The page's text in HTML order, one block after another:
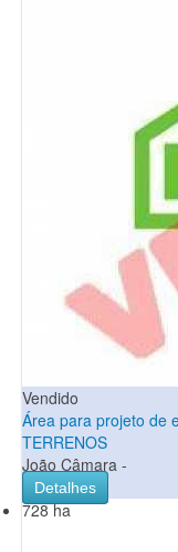
Vendido
Área para projeto de
TERRENOS
João Câmara -
Detalhes
728 ha